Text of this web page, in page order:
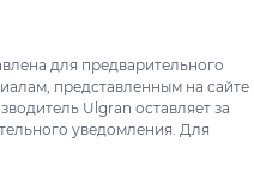
для предварительного
представленным на сайте
Ulgran оставляет за
уведомления. Для